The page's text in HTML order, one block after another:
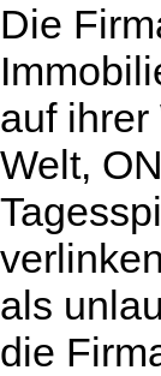
Die
auf
Welt,
als
die